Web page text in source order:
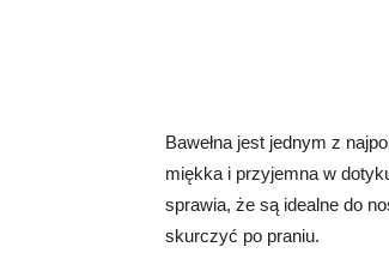
Bawełna jest jednym z
miękka i przyjemna w
sprawia, że są idealne do
skurczyć po praniu.